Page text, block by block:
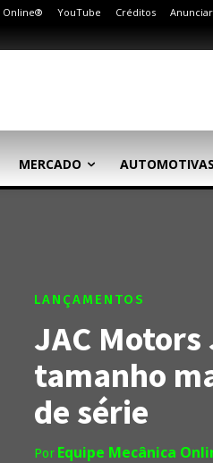
Online® YouTube Créditos Anunciar
MERCADO
LANÇAMENTOS
JAC
tamanho
de série
Por Equipe Mecânica